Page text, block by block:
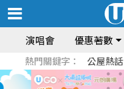
演唱會 優惠著數
熱門關鍵字： 公屋熱話